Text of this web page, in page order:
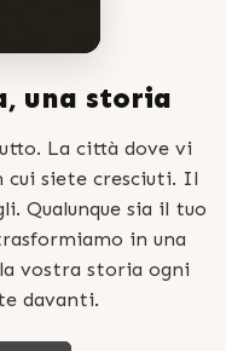
una storia
La città dove vi
siete cresciuti. Il
Qualunque sia il tuo
in una
vostra storia ogni
davanti.